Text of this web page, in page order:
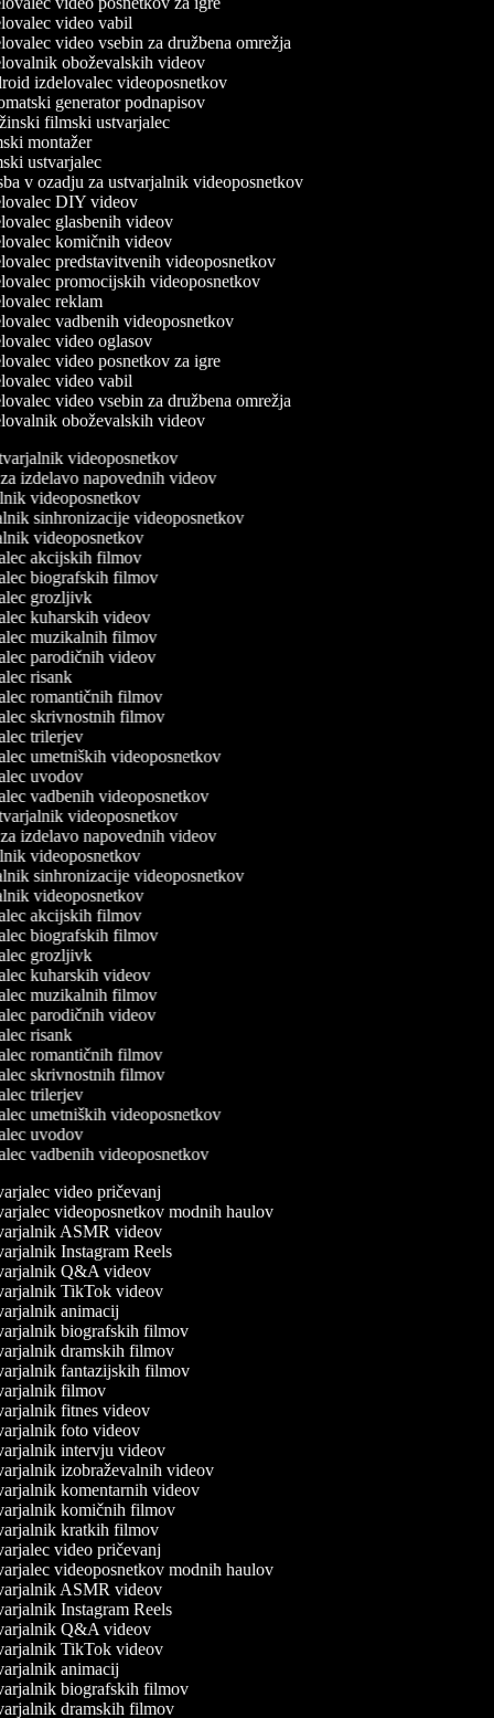
video vabil
video vsebin za družbena omrežja
oboževalskih videov
izdelovalec videoposnetkov
generator podnapisov
filmski ustvarjalec
montažer
ustvarjalec
v ozadju za ustvarjalnik videoposnetkov
DIY videov
glasbenih videov
komičnih videov
predstavitvenih videoposnetkov
promocijskih videoposnetkov
reklam
vadbenih videoposnetkov
video oglasov
video posnetkov za igre
video vabil
video vsebin za družbena omrežja
oboževalskih videov
videoposnetkov
za izdelavo napovednih videov
videoposnetkov
sinhronizacije videoposnetkov
videoposnetkov
akcijskih filmov
biografskih filmov
grozljivk
kuharskih videov
muzikalnih filmov
parodičnih videov
risank
romantičnih filmov
skrivnostnih filmov
trilerjev
umetniških videoposnetkov
uvodov
vadbenih videoposnetkov
videoposnetkov
za izdelavo napovednih videov
videoposnetkov
sinhronizacije videoposnetkov
videoposnetkov
akcijskih filmov
biografskih filmov
grozljivk
kuharskih videov
muzikalnih filmov
parodičnih videov
risank
romantičnih filmov
skrivnostnih filmov
trilerjev
umetniških videoposnetkov
uvodov
vadbenih videoposnetkov
video pričevanj
videoposnetkov modnih haulov
ASMR videov
Instagram Reels
Q&A videov
TikTok videov
animacij
biografskih filmov
dramskih filmov
fantazijskih filmov
filmov
fitnes videov
foto videov
intervju videov
izobraževalnih videov
komentarnih videov
komičnih filmov
kratkih filmov
video pričevanj
videoposnetkov modnih haulov
ASMR videov
Instagram Reels
Q&A videov
TikTok videov
animacij
biografskih filmov
dramskih filmov